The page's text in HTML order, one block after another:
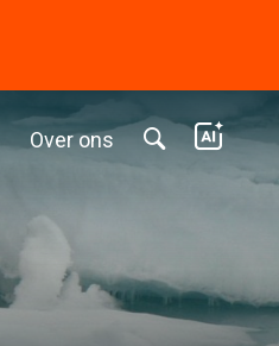
Over ons